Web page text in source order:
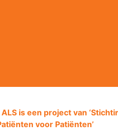
is een project van ‘
voor Patiënten’